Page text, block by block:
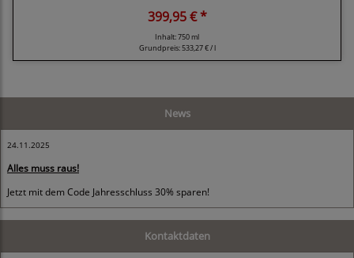
399,95 € *
Inhalt: 750 ml
Grundpreis:533,27 € / l
News
24.11.2025
Alles muss raus!
Jetzt mit dem Code Jahresschluss 30% sparen!
Kontaktdaten